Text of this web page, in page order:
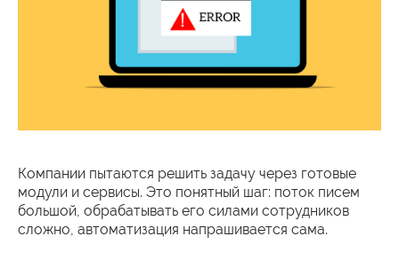
Компании пытаются решить задачу через готовые
модули и сервисы. Это понятный шаг: поток писем
большой, обрабатывать его силами сотрудников
сложно, автоматизация напрашивается сама.